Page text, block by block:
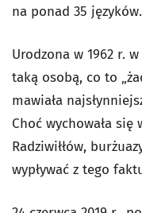
na ponad 35 języków.
Urodzona w 1962 r.
taką osobą, co to
mawiała
Choć wychowała się
Radziwiłłów,
wypływać z tego